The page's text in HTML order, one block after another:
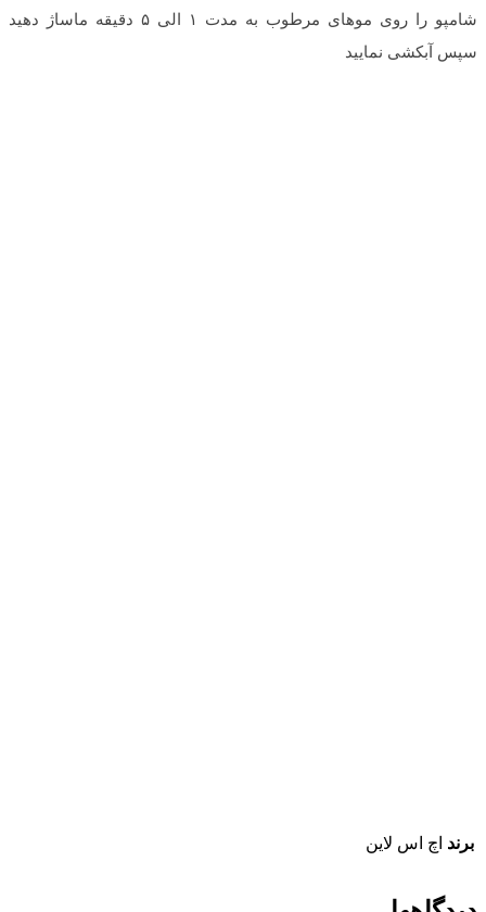
شامپو را روی موهای مرطوب به مدت ۱ الی ۵ دقیقه ماساژ دهید
سپس آبکشی نمایید
برند اچ اس لاین